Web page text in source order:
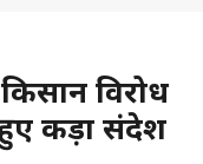
विरोध
हुए कड़ा संदेश